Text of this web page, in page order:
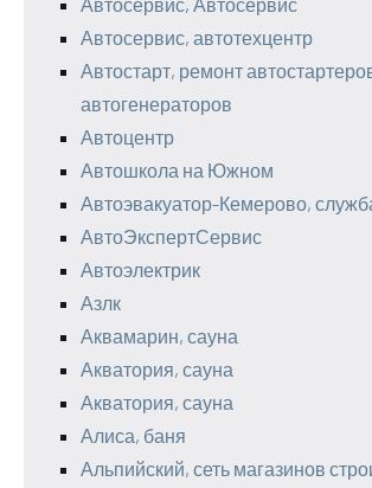
Автосервис, автотехцентр
Автостарт, ремонт
автогенераторов
Автоцентр
Автошкола на Южном
Автоэвакуатор-Кемерово,
АвтоЭкспертСервис
Автоэлектрик
Азлк
Аквамарин, сауна
Акватория, сауна
Акватория, сауна
Алиса, баня
Альпийский, сеть магазинов